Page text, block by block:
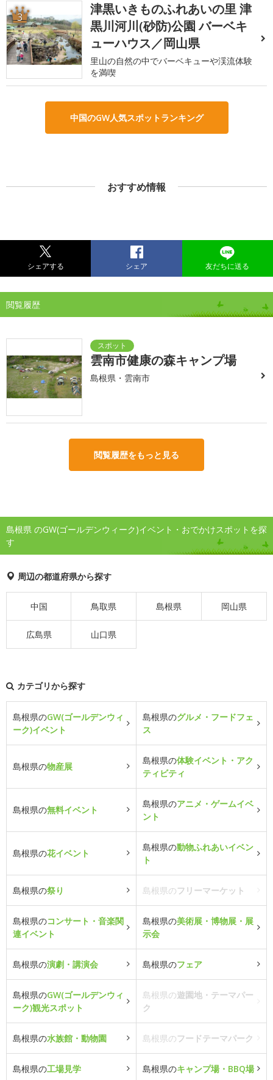
3
津黒いきものふれあいの里 津
黒川河川(砂防)公園 バーベキ
ューハウス／岡山県
里山の自然の中でバーベキューや渓流体験
を満喫
中国のGW人気スポットランキング
おすすめ情報
シェアする シェア 友だちに送る
閲覧履歴
雲南市健康の森キャンプ場
島根県・雲南市
閲覧履歴をもっと見る
島根県 のGW(ゴールデンウィーク)イベント・おでかけスポットを探
す
周辺の都道府県から探す
中国 鳥取県 島根県 岡山県
広島県 山口県
カテゴリから探す
島根県のGW(ゴールデンウィ
ーク)イベント
島根県のグルメ・フードフェ
ス
島根県の物産展
島根県の体験イベント・アク
ティビティ
島根県の無料イベント
島根県のアニメ・ゲームイベ
ント
島根県の花イベント
島根県の動物ふれあいイベン
ト
島根県の祭り 島根県のフリーマーケット
島根県のコンサート・音楽関
連イベント
島根県の美術展・博物展・展
示会
島根県の演劇・講演会 島根県のフェア
島根県のGW(ゴールデンウィ
ーク)観光スポット
島根県の遊園地・テーマパー
ク
島根県の水族館・動物園 島根県のフードテーマパーク
島根県の工場見学 島根県のキャンプ場・BBQ場